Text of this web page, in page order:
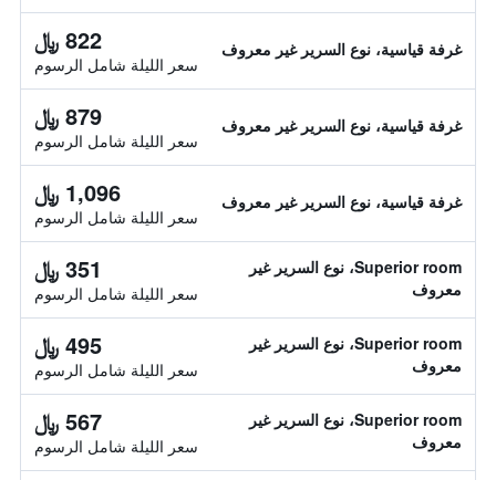
غرفة قياسية، نوع السرير غير معروف 822 ﷼
سعر الليلة شامل الرسوم
غرفة قياسية، نوع السرير غير معروف 879 ﷼
سعر الليلة شامل الرسوم
غرفة قياسية، نوع السرير غير معروف 1,096 ﷼
سعر الليلة شامل الرسوم
Superior room، نوع السرير غير
معروف
351 ﷼
سعر الليلة شامل الرسوم
Superior room، نوع السرير غير
معروف
495 ﷼
سعر الليلة شامل الرسوم
Superior room، نوع السرير غير
معروف
567 ﷼
سعر الليلة شامل الرسوم